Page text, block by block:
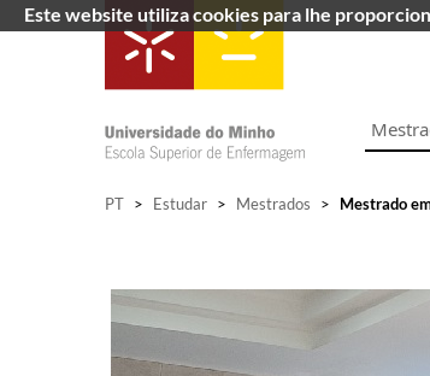
PT > Estudar > Mestrados > Mestrado
Este website utiliza cookies para lhe